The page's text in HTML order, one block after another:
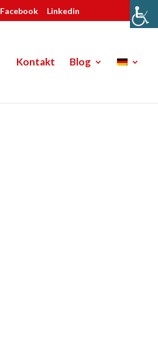
Facebook Linkedin
Kontakt Blog